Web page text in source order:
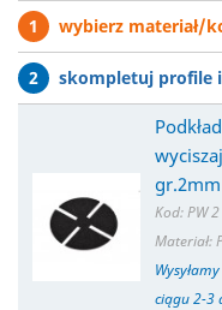
1 wybierz materiał/
2 skompletuj profile
gr.2mm
Kod: PW 2
Materiał:
ciągu 2-3